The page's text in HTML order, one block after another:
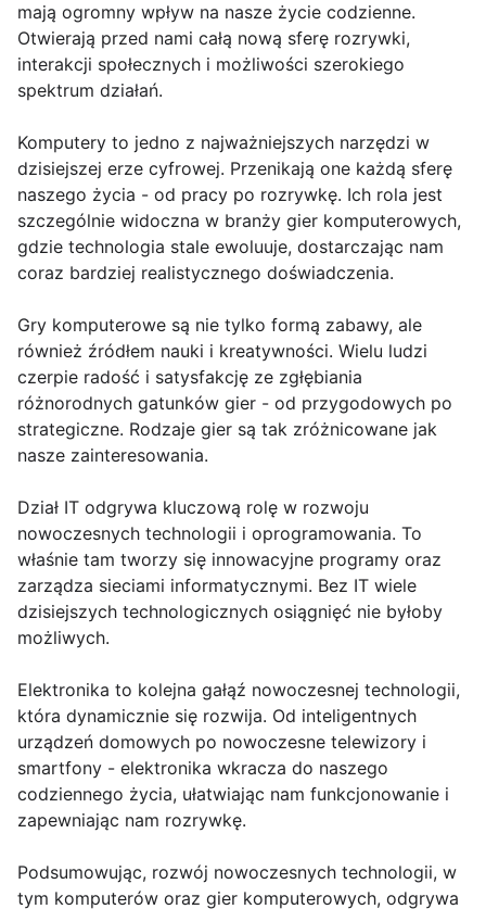
mają ogromny wpływ na nasze życie codzienne.
Otwierają przed nami całą nową sferę rozrywki,
interakcji społecznych i możliwości szerokiego
spektrum działań.
Komputery to jedno z najważniejszych narzędzi w
dzisiejszej erze cyfrowej. Przenikają one każdą sferę
naszego życia - od pracy po rozrywkę. Ich rola jest
szczególnie widoczna w branży gier komputerowych,
gdzie technologia stale ewoluuje, dostarczając nam
coraz bardziej realistycznego doświadczenia.
Gry komputerowe są nie tylko formą zabawy, ale
również źródłem nauki i kreatywności. Wielu ludzi
czerpie radość i satysfakcję ze zgłębiania
różnorodnych gatunków gier - od przygodowych po
strategiczne. Rodzaje gier są tak zróżnicowane jak
nasze zainteresowania.
Dział IT odgrywa kluczową rolę w rozwoju
nowoczesnych technologii i oprogramowania. To
właśnie tam tworzy się innowacyjne programy oraz
zarządza sieciami informatycznymi. Bez IT wiele
dzisiejszych technologicznych osiągnięć nie byłoby
możliwych.
Elektronika to kolejna gałąź nowoczesnej technologii,
która dynamicznie się rozwija. Od inteligentnych
urządzeń domowych po nowoczesne telewizory i
smartfony - elektronika wkracza do naszego
codziennego życia, ułatwiając nam funkcjonowanie i
zapewniając nam rozrywkę.
Podsumowując, rozwój nowoczesnych technologii, w
tym komputerów oraz gier komputerowych, odgrywa